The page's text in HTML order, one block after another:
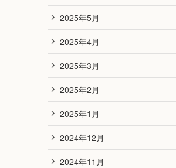
2025年5月
2025年4月
2025年3月
2025年2月
2025年1月
2024年12月
2024年11月